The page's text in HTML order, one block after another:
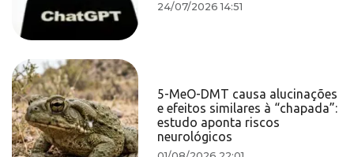
24/07/2026 14:51
5-MeO-DMT causa alucinações
e efeitos similares à “chapada”:
estudo aponta riscos
neurológicos